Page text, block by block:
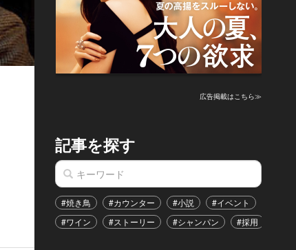
広告掲載はこちら≫
記事を探す
#焼き鳥 #カウンター #小説 #イベント
#ワイン
#ストーリー #シャンパン #採用